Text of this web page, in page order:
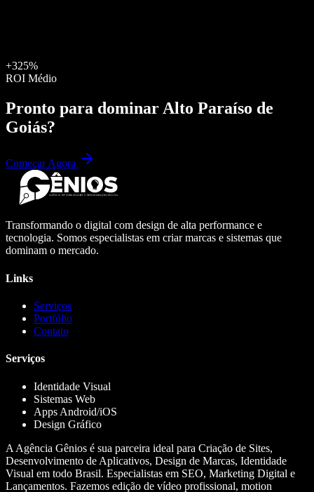
+325%
ROI Médio
Pronto para dominar Alto Paraíso de
Goiás?
Começar Agora
Transformando o digital com design de alta performance e
tecnologia. Somos especialistas em criar marcas e sistemas que
dominam o mercado.
Links
Serviços
Portfólio
Contato
Serviços
Identidade Visual
Sistemas Web
Apps Android/iOS
Design Gráfico
A Agência Gênios é sua parceira ideal para Criação de Sites,
Desenvolvimento de Aplicativos, Design de Marcas, Identidade
Visual em todo Brasil. Especialistas em SEO, Marketing Digital e
Lançamentos. Fazemos edição de vídeo profissional, motion